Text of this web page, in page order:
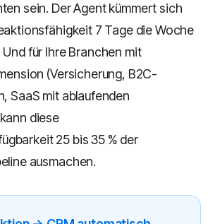
sein. Der Agent kümmert sich
7 Tage die Woche
Und für Ihre Branchen mit
(Versicherung, B2C-
SaaS mit ablaufenden
diese
25 bis 35 % der
ausmachen.